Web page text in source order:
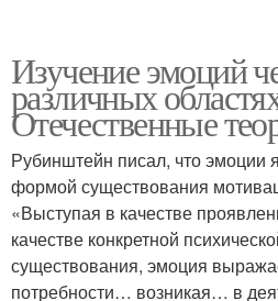
Изучение эмоций
различных
Отечественные
Рубинштейн писал, что эмоции
формой существования
«Выступая в качестве
качестве конкретной
существования, эмоция
потребности… возникая… в